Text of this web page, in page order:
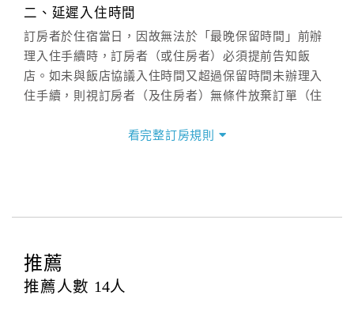
二、延遲入住時間
訂房者於住宿當日，因故無法於「最晚保留時間」前辦
理入住手續時，訂房者（或住房者）必須提前告知飯
店。如未與飯店協議入住時間又超過保留時間未辦理入
住手續，則視訂房者（及住房者）無條件放棄訂單（住
三、退房手續(Check out)
訂房者應於
提出申辦不得異動訂單。
每筆訂單異動限定
看完整訂房規則
推薦
推薦人數 14人